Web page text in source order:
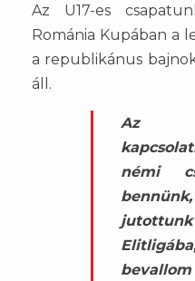
Az U17-es
Románia Kupában a
a republikánus
áll.
Az
némi